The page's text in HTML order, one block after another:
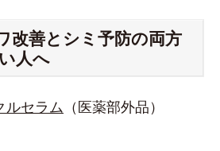
改善とシミ予防の両方
人へ
ルセラム （医薬部外品）